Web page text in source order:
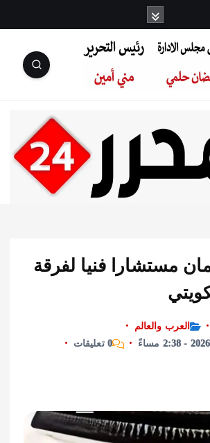
مجلس
رمضان
أمينفنيا لفرقة
0 تعليقات